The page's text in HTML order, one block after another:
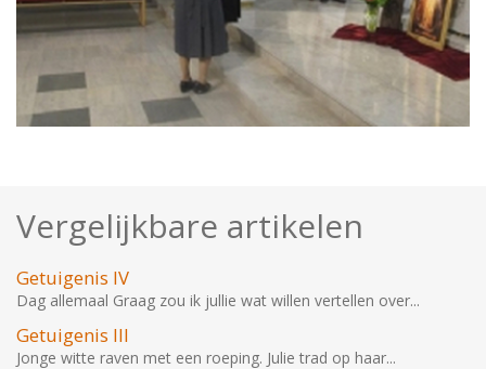
Vergelijkbare artikelen
Getuigenis IV
Dag allemaal Graag zou ik jullie wat willen vertellen over...
Getuigenis III
Jonge witte raven met een roeping. Julie trad op haar...